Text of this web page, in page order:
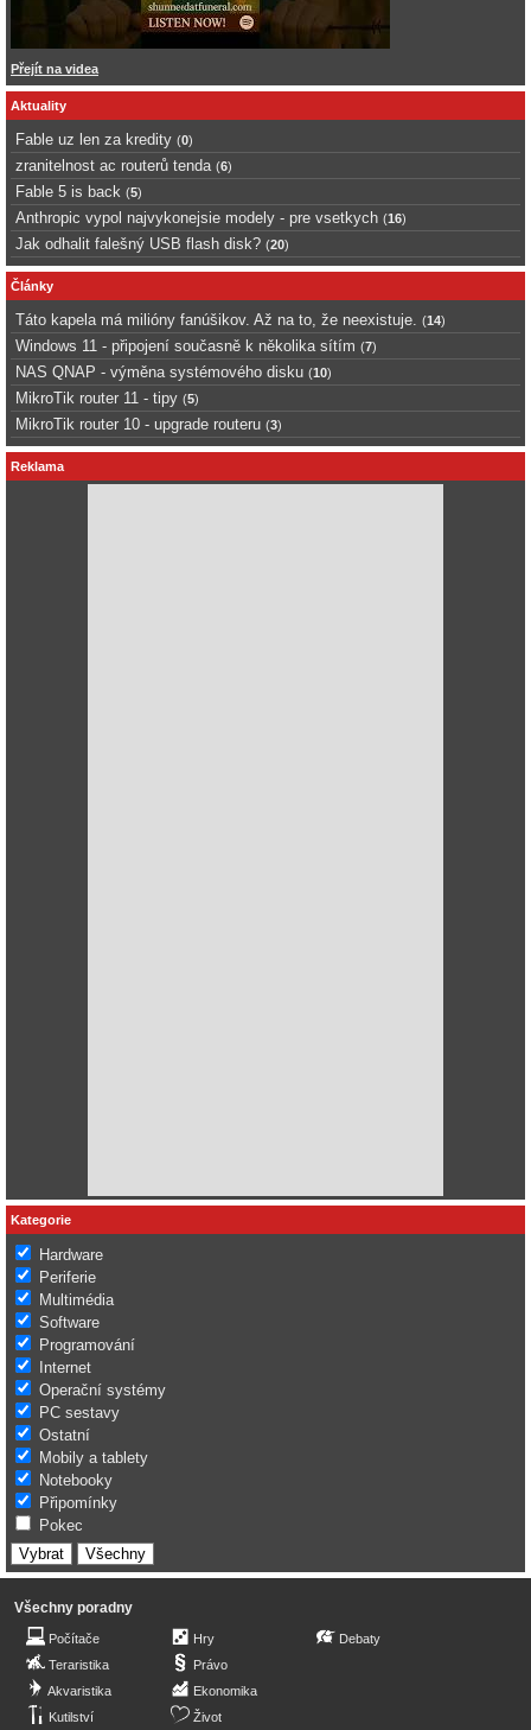
Přejít na videa
Aktuality
Fable uz len za kredity (0)
zranitelnost ac routerů tenda (6)
Fable 5 is back (5)
Anthropic vypol najvykonejsie modely - pre vsetkych (16)
Jak odhalit falešný USB flash disk? (20)
Články
Táto kapela má milióny fanúšikov. Až na to, že neexistuje. (14)
Windows 11 - připojení současně k několika sítím (7)
NAS QNAP - výměna systémového disku (10)
MikroTik router 11 - tipy (5)
MikroTik router 10 - upgrade routeru (3)
Reklama
Kategorie
Hardware
Periferie
Multimédia
Software
Programování
Internet
Operační systémy
PC sestavy
Ostatní
Mobily a tablety
Notebooky
Připomínky
Pokec
Všechny poradny
Počítače
Teraristika
Akvaristika
Kutilství
Hry
Právo
Ekonomika
Život
Debaty